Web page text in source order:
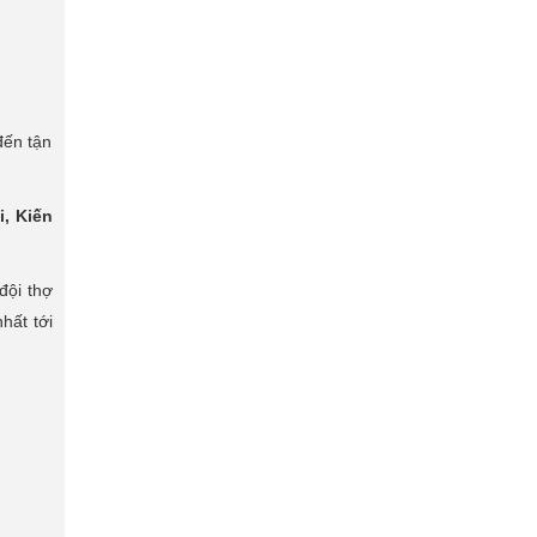
tận
Kiến
thợ
tới